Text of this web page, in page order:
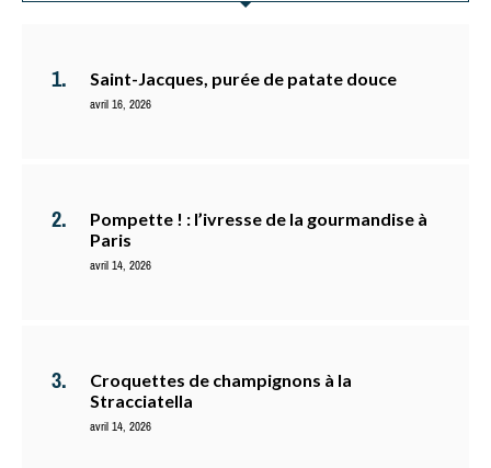
Saint-Jacques, purée de patate douce
avril 16, 2026
Pompette ! : l’ivresse de la gourmandise à
Paris
avril 14, 2026
Croquettes de champignons à la
Stracciatella
avril 14, 2026